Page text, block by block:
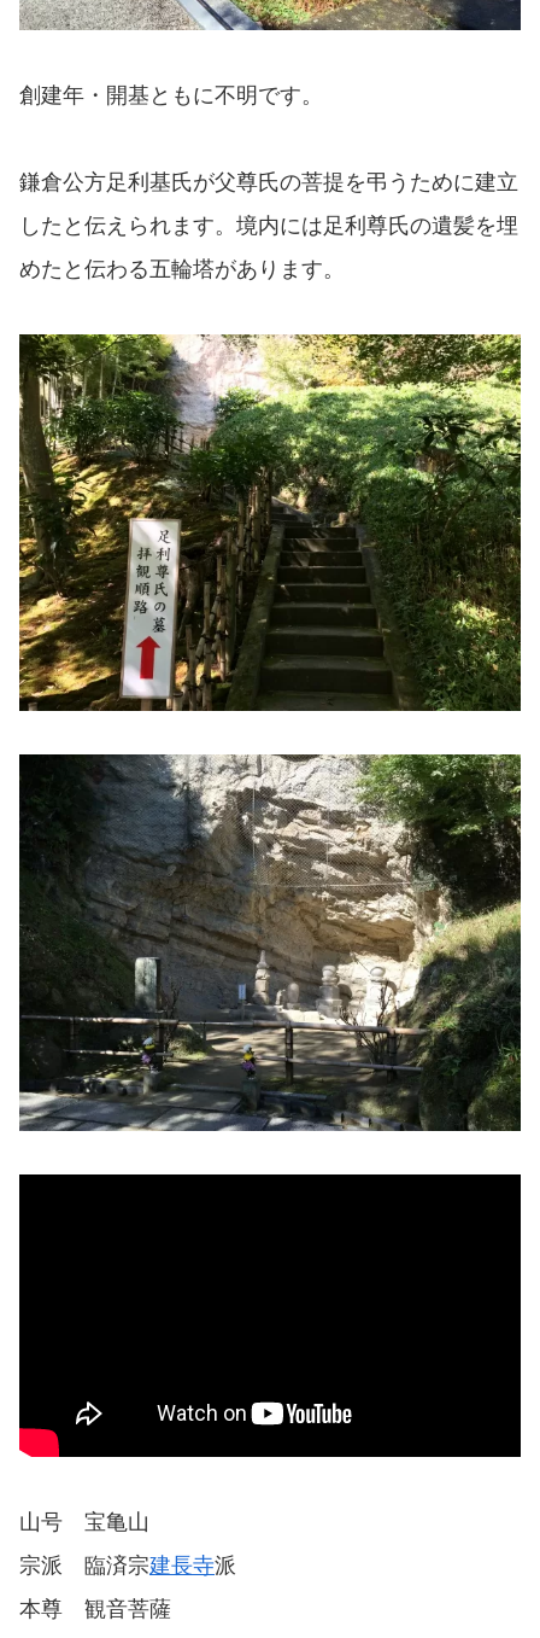
創建年・開基ともに不明です。
鎌倉公方足利基氏が父尊氏の菩提を弔うために建立
したと伝えられます。境内には足利尊氏の遺髪を埋
めたと伝わる五輪塔があります。
山号 宝亀山
宗派 臨済宗建長寺派
本尊 観音菩薩